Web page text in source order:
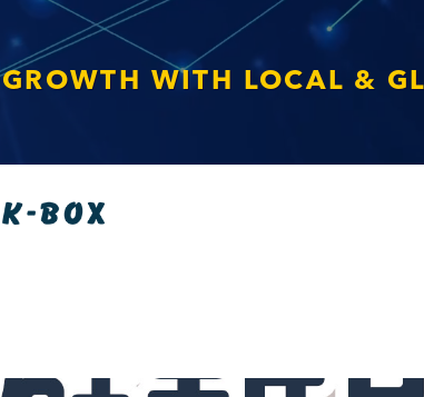
GROWTH WITH LOCAL &